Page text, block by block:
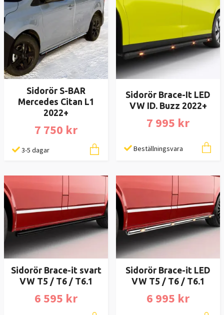
Sidorör S-BAR
Mercedes Citan L1
2022+
7 750 kr
3-5 dagar
Sidorör Brace-It LED
VW ID. Buzz 2022+
7 995 kr
Beställningsvara
Sidorör Brace-it svart
VW T5 / T6 / T6.1
6 595 kr
Sidorör Brace-it LED
VW T5 / T6 / T6.1
6 995 kr